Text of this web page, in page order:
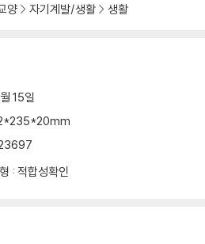
양 자기계발/생활 생활
15일
: 적합성확인